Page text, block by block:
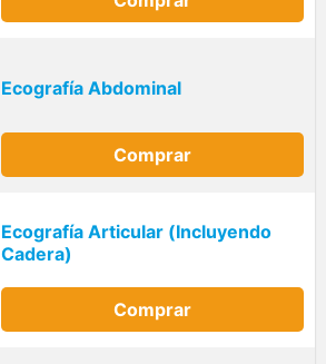
Ecografía Abdominal
Comprar
Ecografía Articular (Incluyendo
Cadera)
Comprar